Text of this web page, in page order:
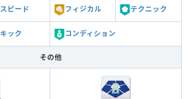
スピード フィジカル テクニック
キック コンディション
その他